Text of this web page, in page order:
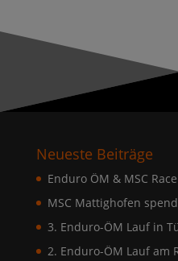
Neueste Beiträge
Enduro ÖM & MSC
MSC Mattighofen
3. Enduro-ÖM Lauf in
2. Enduro-ÖM Lauf am